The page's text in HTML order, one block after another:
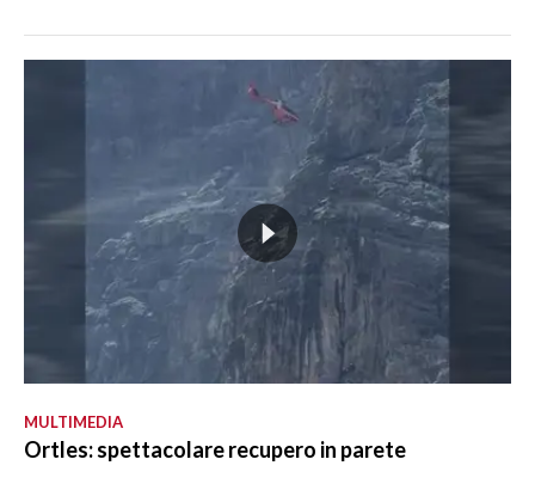
MULTIMEDIA
Ortles: spettacolare recupero in parete